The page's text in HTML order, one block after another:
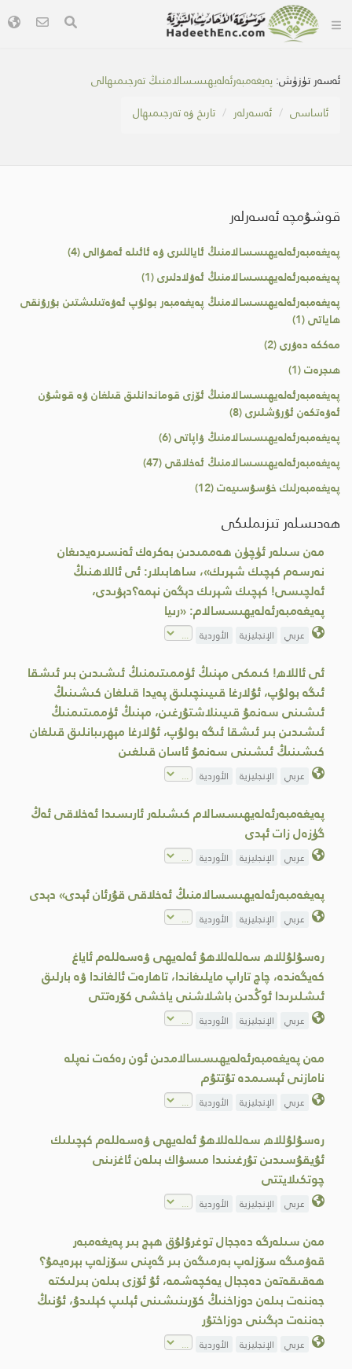
ئەسەر تۈزۈش: پەيغەمبەرئەلەيھىسسالامنىڭ تەرجىمىھالى
ئاساسى
ئەسەرلەر تارىخ ۋە تەرجىمىھال
قوشۇمچە ئەسەرلەر
پەيغەمبەرئەلەيھىسسالامنىڭ ئاياللىرى ۋە ئائىلە ئەھۋالى (4)
پەيغەمبەرئەلەيھىسسالامنىڭ ئەۋلادلىرى (1)
پەيغەمبەرئەلەيھىسسالامنىڭ پەيغەمبەر بولۇپ ئەۋەتىلىشتىن بۇرۇنقى
ھاياتى (1)
مەككە دەۋرى (2)
ھىجرەت (1)
پەيغەمبەرئەلەيھىسسالامنىڭ ئۆزى قوماندانلىق قىلغان ۋە قوشۇن
ئەۋەتكەن ئۇرۇشلىرى (8)
پەيغەمبەرئەلەيھىسسالامنىڭ ۋاپاتى (6)
پەيغەمبەرئەلەيھىسسالامنىڭ ئەخلاقى (47)
پەيغەمبەرلىك خۇسۇسىيەت (12)
ھەدىسلەر تىزىملىكى
مەن سىلەر ئۈچۈن ھەممىدىن بەكرەك ئەنسىرەيدىغان
نەرسەم كېچىك شېرىك»، ساھابىلار: ئى ئاللاھنىڭ
ئەلچىسى! كېچىك شېرىك دېگەن نېمە؟دېۋىدى،
پەيغەمبەرئەلەيھىسسالام: «رىيا
عربي الإنجليزية الأوردية
ئى ئاللاھ! كىمكى مېنىڭ ئۈممىتىمنىڭ ئىشىدىن بىر ئىشقا
ئىگە بولۇپ، ئۇلارغا قىيىنچىلىق پەيدا قىلغان كىشىنىڭ
ئىشىنى سەنمۇ قىيىنلاشتۇرغىن، مېنىڭ ئۈممىتىمنىڭ
ئىشىدىن بىر ئىشقا ئىگە بولۇپ، ئۇلارغا مېھرىبانلىق قىلغان
كىشىنىڭ ئىشىنى سەنمۇ ئاسان قىلغىن
عربي الإنجليزية الأوردية
پەيغەمبەرئەلەيھىسسالام كىشىلەر ئارىسىدا ئەخلاقى ئەڭ
گۈزەل زات ئېدى
عربي الإنجليزية الأوردية
پەيغەمبەرئەلەيھىسسالامنىڭ ئەخلاقى قۇرئان ئېدى» دېدى
عربي الإنجليزية الأوردية
رەسۇلۇللاھ سەللەللاھۇ ئەلەيھى ۋەسەللەم ئاياغ
كەيگەندە، چاچ تاراپ مايلىغاندا، تاھارەت ئالغاندا ۋە بارلىق
ئىشلىرىدا ئوڭدىن باشلاشنى ياخشى كۆرەتتى
عربي الإنجليزية الأوردية
مەن پەيغەمبەرئەلەيھىسسالامدىن ئون رەكەت نەپلە
نامازنى ئېسىمدە تۇتتۇم
عربي الإنجليزية الأوردية
رەسۇلۇللاھ سەللەللاھۇ ئەلەيھى ۋەسەللەم كېچىلىك
ئۇيقۇسىدىن تۇرغىنىدا مىسۋاك بىلەن ئاغزىنى
چوتكىلايتتى
عربي الإنجليزية الأوردية
مەن سىلەرگە دەججال توغرۇلۇق ھېچ بىر پەيغەمبەر
قەۋمىگە سۆزلەپ بەرمىگەن بىر گەپنى سۆزلەپ بېرەيمۇ؟
ھەقىقەتەن دەججال يەكچەشمە، ئۇ ئۆزى بىلەن بىرلىكتە
جەننەت بىلەن دوزاخنىڭ كۆرىنىشىنى ئېلىپ كېلىدۇ، ئۇنىڭ
جەننەت دېگىنى دوزاختۇر
عربي الإنجليزية الأوردية